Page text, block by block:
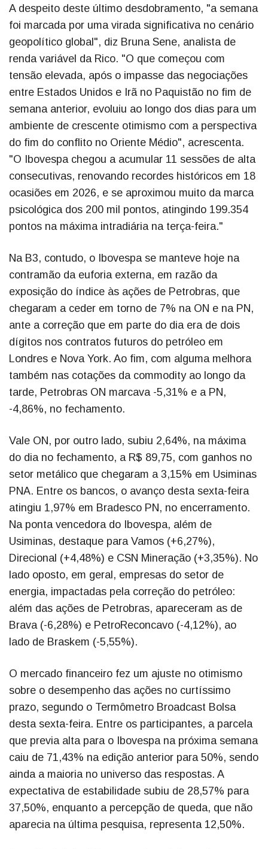
A despeito deste último desdobramento, "a semana
foi marcada por uma virada significativa no cenário
geopolítico global", diz Bruna Sene, analista de
renda variável da Rico. "O que começou com
tensão elevada, após o impasse das negociações
entre Estados Unidos e Irã no Paquistão no fim de
semana anterior, evoluiu ao longo dos dias para um
ambiente de crescente otimismo com a perspectiva
do fim do conflito no Oriente Médio", acrescenta.
"O Ibovespa chegou a acumular 11 sessões de alta
consecutivas, renovando recordes históricos em 18
ocasiões em 2026, e se aproximou muito da marca
psicológica dos 200 mil pontos, atingindo 199.354
pontos na máxima intradiária na terça-feira."
Na B3, contudo, o Ibovespa se manteve hoje na
contramão da euforia externa, em razão da
exposição do índice às ações de Petrobras, que
chegaram a ceder em torno de 7% na ON e na PN,
ante a correção que em parte do dia era de dois
dígitos nos contratos futuros do petróleo em
Londres e Nova York. Ao fim, com alguma melhora
também nas cotações da commodity ao longo da
tarde, Petrobras ON marcava -5,31% e a PN,
-4,86%, no fechamento.
Vale ON, por outro lado, subiu 2,64%, na máxima
do dia no fechamento, a R$ 89,75, com ganhos no
setor metálico que chegaram a 3,15% em Usiminas
PNA. Entre os bancos, o avanço desta sexta-feira
atingiu 1,97% em Bradesco PN, no encerramento.
Na ponta vencedora do Ibovespa, além de
Usiminas, destaque para Vamos (+6,27%),
Direcional (+4,48%) e CSN Mineração (+3,35%). No
lado oposto, em geral, empresas do setor de
energia, impactadas pela correção do petróleo:
além das ações de Petrobras, apareceram as de
Brava (-6,28%) e PetroReconcavo (-4,12%), ao
lado de Braskem (-5,55%).
O mercado financeiro fez um ajuste no otimismo
sobre o desempenho das ações no curtíssimo
prazo, segundo o Termômetro Broadcast Bolsa
desta sexta-feira. Entre os participantes, a parcela
que previa alta para o Ibovespa na próxima semana
caiu de 71,43% na edição anterior para 50%, sendo
ainda a maioria no universo das respostas. A
expectativa de estabilidade subiu de 28,57% para
37,50%, enquanto a percepção de queda, que não
aparecia na última pesquisa, representa 12,50%.